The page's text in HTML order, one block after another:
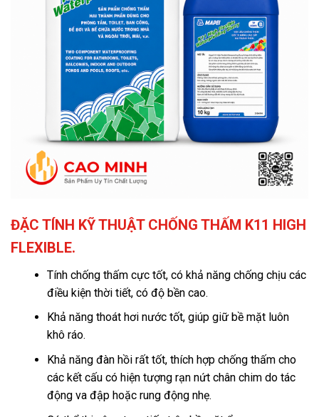
ĐẶC TÍNH KỸ THUẬT CHỐNG THẤM K11 HIGH
FLEXIBLE.
Tính chống thấm cực tốt, có khả năng chống chịu các
điều kiện thời tiết, có độ bền cao.
Khả năng thoát hơi nước tốt, giúp giữ bề mặt luôn
khô ráo.
Khả năng đàn hồi rất tốt, thích hợp chống thấm cho
các kết cấu có hiện tượng rạn nứt chân chim do tác
động va đập hoặc rung động nhẹ.